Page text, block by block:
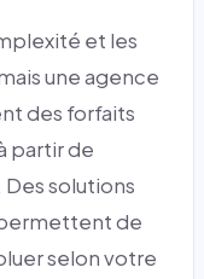
et les
une agence
des forfaits
partir de
solutions
de
selon votre